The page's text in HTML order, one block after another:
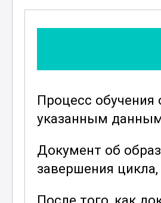
стандартами,
методами
Для закрепления
проверочные
Особое внимание
в нестандартных
Завершив курс,
машиниста
Процесс
указанным
Документ об
завершения